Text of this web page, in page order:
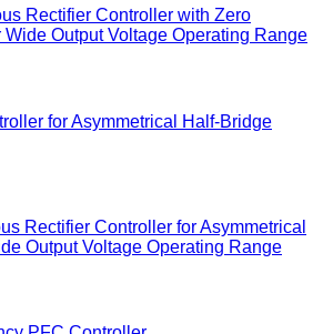
Rectifier Controller with Zero
Output Voltage Operating Range
for Asymmetrical Half-Bridge
Rectifier Controller for Asymmetrical
Output Voltage Operating Range